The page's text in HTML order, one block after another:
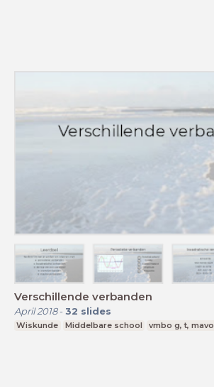
Verschillende verbanden
April 2018- 32 slides
Wiskunde Middelbare school vmbo g, t, mavo